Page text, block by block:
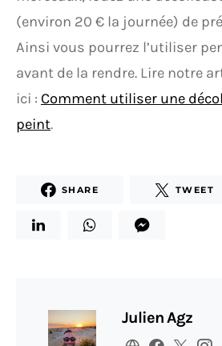
(environ 20 € la journée) de
Ainsi vous pourrez l’utiliser
avant de la rendre. Lire notre
ici : Comment utiliser une
peint.
SHARE TWEET
Julien Agz